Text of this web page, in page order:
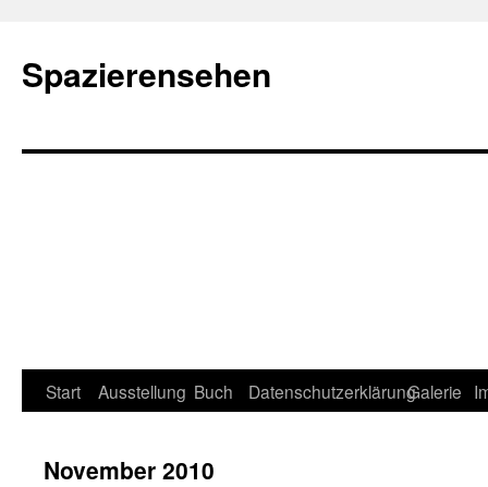
Spazierensehen
Start Ausstellung Buch DatenschutzerklärungGalerie
November 2010